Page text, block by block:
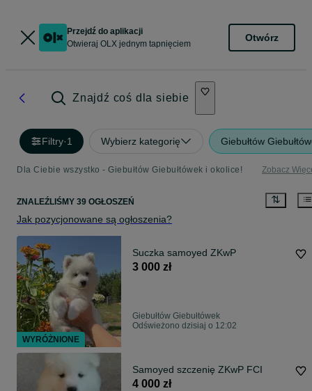
Przejdź do aplikacji
Otwieraj OLX jednym tapnięciem
Otwórz
Znajdź coś dla siebie
Filtry·1 Wybierz kategorię Giebułtów
Dla Ciebie wszystko - Giebułtów Giebułtówek i okolice! Zobacz
ZNALEŹLIŚMY 39 OGŁOSZEŃ
Jak pozycjonowane są ogłoszenia?
Suczka samoyed ZKwP
3 000 zł
Giebułtów Giebułtówek
Odświeżono dzisiaj o 12:02
Samoyed szczenię ZKwP FCI
4 000 zł
WYRÓŻNIONE